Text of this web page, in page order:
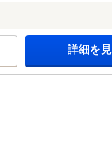
詳細を